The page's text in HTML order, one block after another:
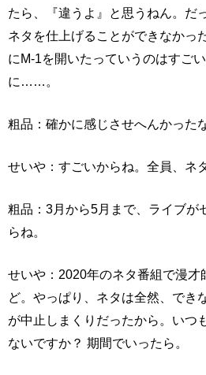
たら、『違うよ』と思うねん。だ
ネタを仕上げることができなかっ
にM-1を開いたっていうのはすご
に……。
粗品：確かに感じさせへんかったな
せいや：すごいからね。全員、ネ
粗品：3月から5月まで、ライブが
らね。
せいや：2020年のネタ番組で漫才
ど。やっぱり、ネタは全然、でき
が中止しまくりだったから。いつ
ないですか？ 期間でいったら。